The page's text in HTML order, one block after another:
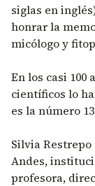
siglas en
honrar la
micólogo y
En los casi 100
científicos lo
es la número
Silvia
Andes,
profesora,